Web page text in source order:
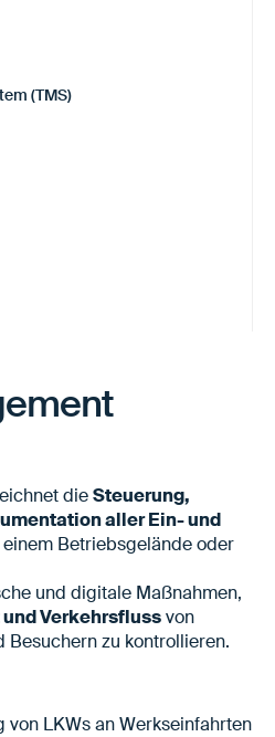
(TMS)
dieSteuerung,
aller Ein- und
Betriebsgelände oder
und digitale Maßnahmen,
Verkehrsflussvon
Besuchern zu kontrollieren.
LKWs an Werkseinfahrten